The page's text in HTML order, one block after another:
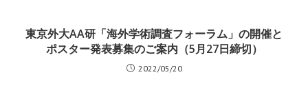
東京外大AA研「海外学術調査フォーラム」の開催と
ポスター発表募集のご案内（5月27日締切）
2022/05/20